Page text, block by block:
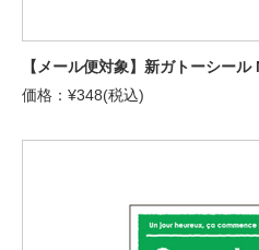
【メール便対象】新ガトーシー
価格：¥348(税込)